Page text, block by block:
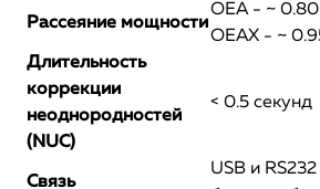
Рассеяние мощности
OEA - ~
OEAX - ~
Длительность
коррекции
неоднородностей
(NUC)
< 0.5 секунд
Связь
USB и